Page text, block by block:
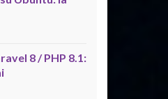
8 / PHP 8.1: